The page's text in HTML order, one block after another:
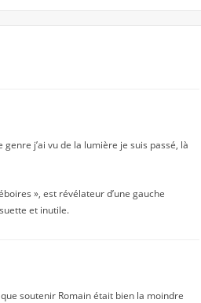
j’ai vu de la lumière je suis passé, là
», est révélateur d’une gauche
et inutile.
soutenir Romain était bien la moindre